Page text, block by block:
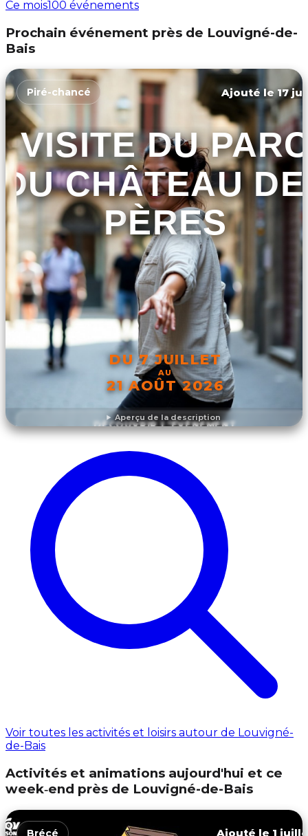
Ce mois100 événements
Prochain événement près de Louvigné-de-
Bais
Aperçu de la description
Piré-chancé Ajouté le 17
VISITE DU
DU CHÂTEAU
PÈRES
DU 7 JUILLET
AU
21 AOÛT 2026
DÉCOUVRIR L'ÉVÉNEMENT
Voir toutes les activités et loisirs autour de Louvigné-
de-Bais
Activités et animations aujourd'hui et ce
week‑end près de Louvigné-de-Bais
Brécé Ajouté le 1